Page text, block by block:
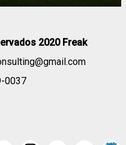
2020 Freak
0037